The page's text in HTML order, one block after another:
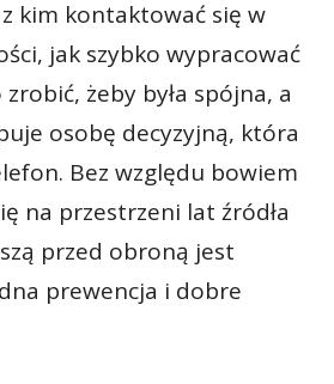
kim kontaktować się w
jak szybko wypracować
żeby była spójna, a
osobę decyzyjną, która
Bez względu bowiem
na przestrzeni lat źródła
przed obroną jest
prewencja i dobre